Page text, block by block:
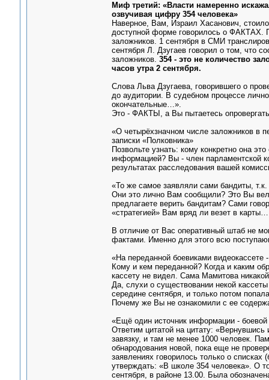
Миф третий: «Власти намеренно
озвучивая цифру 354 человека»
Наверное, Вам, Израил Хасанович,
доступной форме говорилось о ФАКТАХ.
заложников. 1 сентября в СМИ
сентября Л. Дзугаев говорил о том, что
заложников. 354 - это не количество
часов утра 2 сентября.
Слова Льва Дзугаева, говорившего о
до аудитории. В судебном процессе
окончательные…».
Это - ФАКТЫ, а Вы пытаетесь
«О четырёхзначном числе заложников в
записки «Полковника»
Позвольте узнать: кому конкретно она
информацией? Вы - член парламентской
результатах расследования вашей
«То же самое заявляли сами бандиты,
Они это лично Вам сообщили? Это Вы
предлагаете верить бандитам? Сами
«стратегией» Вам вряд ли везет в карты…
В отличие от Вас оперативный штаб не
фактами. Именно для этого всю
«На переданной боевиками видеокассете
Кому и кем переданной? Когда и каким
кассету не видел. Сама Мамитова
Да, слухи о существовании некой
середине сентября, и только потом
Почему же Вы не ознакомили с ее
«Ещё один источник информации -
Ответим цитатой на цитату:
завязку, и там не менее 1000 человек.
обнародования новой, пока еще не
заявлениях говорилось только о
утверждать: «В школе 354 человека». О
сентября, в районе 13.00. Была